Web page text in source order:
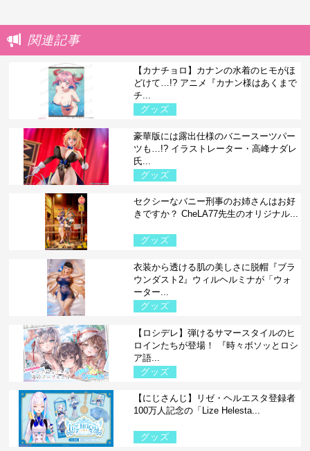
関連記事
【カナチョロ】カナンの水着のヒモがほ
どけて…!? アニメ『カナン様はあくまで
チ...
グッズ
豪華版には露出仕様のバニースーツパー
ツも…!? イラストレーター・高峰ナダレ
氏...
グッズ
セクシーなバニー刑事のお姉さんはお好
きですか？ CheLA77先生のオリジナル...
グッズ
衣装から透ける肌の美しさに脱帽『ブラ
ウンダスト2』ウィルヘルミナが「ウォ
ーター...
グッズ
【ロシデレ】弾けるサマースタイルのヒ
ロインたちが登場！ 『時々ボソッとロシ
ア語...
グッズ
【にじさんじ】リゼ・ヘルエスタ登録者
100万人記念の「Lize Helesta...
グッズ